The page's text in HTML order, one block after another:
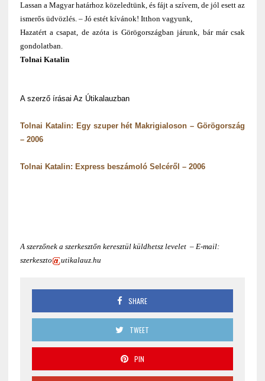
Lassan a Magyar határhoz közeledtünk, és fájt a szívem, de jól esett az
ismerős üdvözlés. – Jó estét kívánok! Itthon vagyunk,
Hazatért a csapat, de azóta is Görögországban járunk, bár már csak
gondolatban.
Tolnai Katalin
A szerző írásai Az Útikalauzban
Tolnai Katalin: Egy szuper hét Makrigialoson – Görögország
– 2006
Tolnai Katalin: Express beszámoló Selcéről – 2006
A szerzőnek a szerkesztőn keresztül küldhetsz levelet – E-mail:
szerkeszto
utikalauz.hu
SHARE
TWEET
PIN